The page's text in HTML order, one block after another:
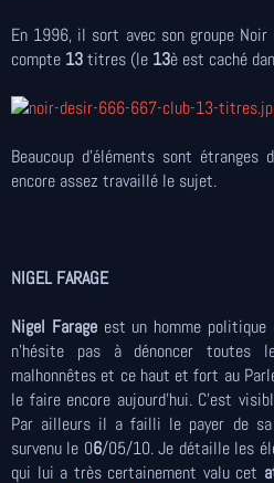
En 1996, il sort avec son groupe
compte 13titres (le 13è est caché
Beaucoup d'éléments sont
encore assez travaillé le sujet.
NIGEL FARAGE
Nigel Farageest un homme politique
n'hésite pas à dénoncer toutes
malhonnêtes et ce haut et fort au
le faire encore aujourd'hui. C'est
Par ailleurs il a failli le payer de
survenu le 06/05/10. Je détaille les
qui lui a très certainement valu cet